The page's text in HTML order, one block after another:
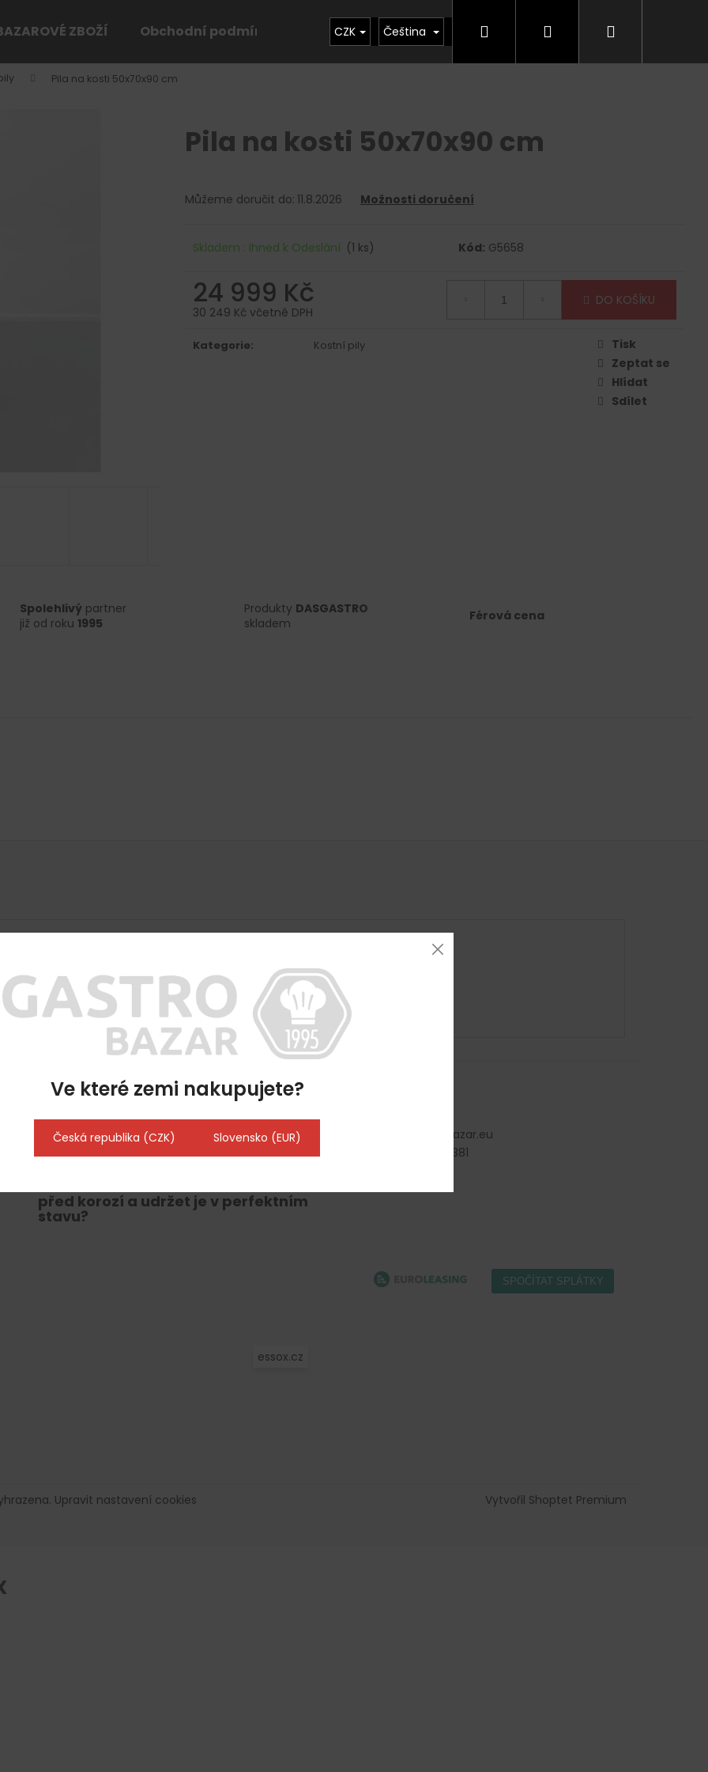
ZBOŽÍ Obchodní podmínky Kontakty Půjčovna Vrácení zboží, odstoupení od
CZK Čeština Hledat Přihlášení
Pila na kosti 50x70x90 cm
Pila na kosti 50x70x90 cm
Můžeme doručit do: 11.8.2026 Možnosti doručení
Skladem : Ihned k Odeslání (1 ks) Kód: G5658
24 999 Kč
30 249 Kč včetně DPH
cena:
DO KOŠÍKU
Kategorie: Kostní pily
Tisk
Zeptat se
Hlídat
Sdílet
Spolehlivýpartner
již od roku 1995
Produkty DASGASTRO
skladem
Férová cena
Co potřebujete najít?
HLEDAT
Blog
Novinka na trhu: stolní chladicí
vitríny, které povýší vaši prodejnu na
nový level
před korozí a udržet je v perfektním
stavu?
gastro-bazar.eu
+420 477 577 381
essox.cz
Vytvořil Shoptet Premium
Upravit nastavení cookies
Ve které zemi nakupujete?
Česká republika (CZK) Slovensko (EUR)